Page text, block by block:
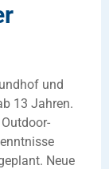
und
13 Jahren.
Neue